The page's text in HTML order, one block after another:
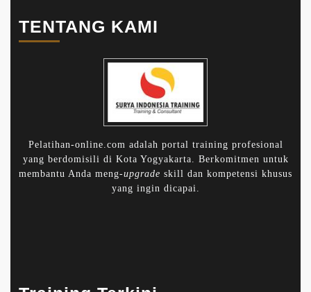
TENTANG KAMI
Pelatihan-online.com adalah portal training profesional
yang berdomisili di Kota Yogyakarta. Berkomitmen untuk
membantu Anda meng-upgrade skill dan kompetensi khusus
yang ingin dicapai.